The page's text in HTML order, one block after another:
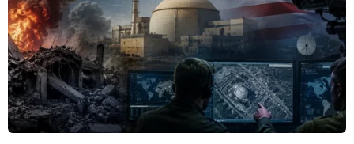
Áp thấp nhiệt đới trên vịnh Bắc Bộ sẽ
gây ảnh hưởng thế nào tới Việt Nam?
07/08/2026 14:38
Cảnh sát giao thông triển khai chiến